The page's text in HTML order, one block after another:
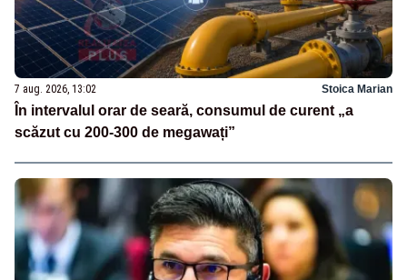
7 aug. 2026, 13:02 Stoica Marian
În intervalul orar de seară, consumul de curent „a
scăzut cu 200-300 de megawați”